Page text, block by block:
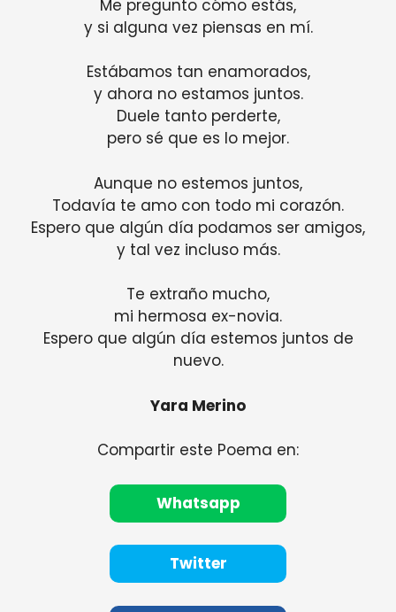
Me pregunto cómo estás,
y si alguna vez piensas en mí.
Estábamos tan enamorados,
y ahora no estamos juntos.
Duele tanto perderte,
pero sé que es lo mejor.
Aunque no estemos juntos,
Todavía te amo con todo mi corazón.
Espero que algún día podamos ser amigos,
y tal vez incluso más.
Te extraño mucho,
mi hermosa ex-novia.
Espero que algún día estemos juntos de
nuevo.
Yara Merino
Compartir este Poema en:
Whatsapp
Twitter